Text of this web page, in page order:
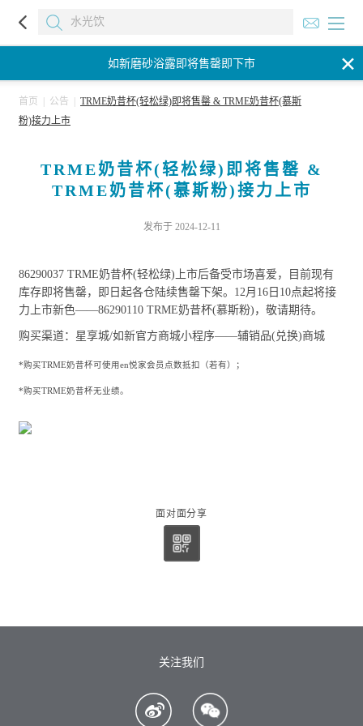
✕
如新磨砂浴露即将售罄即下市
如新磨砂浴露即将售罄即下市
首页 公告
TRME奶昔杯(轻松绿)即将售罄 & TRME奶昔杯(慕斯
粉)接力上市
TRME奶昔杯(轻松绿)即将售罄 &
TRME奶昔杯(慕斯粉)接力上市
发布于 2024-12-11
86290037 TRME奶昔杯(轻松绿)上市后备受市场喜爱，目前现有
库存即将售罄，即日起各仓陆续售罄下架。12月16日10点起将接
力上市新色——86290110 TRME奶昔杯(慕斯粉)，敬请期待。
购买渠道：星享城/如新官方商城小程序——辅销品(兑换)商城
*购买TRME奶昔杯可使用en悦家会员点数抵扣（若有）；
*购买TRME奶昔杯无业绩。
面对面分享
关注我们